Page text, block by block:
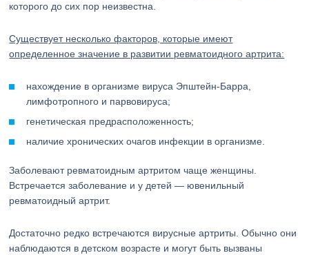
которого до сих пор неизвестна.
Существует несколько факторов, которые имеют
определенное значение в развитии ревматоидного артрита:
нахождение в организме вируса Эпштейн-Барра,
лимфотропного и парвовируса;
генетическая предрасположенность;
наличие хронических очагов инфекции в организме.
Заболевают ревматоидным артритом чаще женщины.
Встречается заболевание и у детей — ювенильный
ревматоидный артрит.
Достаточно редко встречаются вирусные артриты. Обычно они
наблюдаются в детском возрасте и могут быть вызваны